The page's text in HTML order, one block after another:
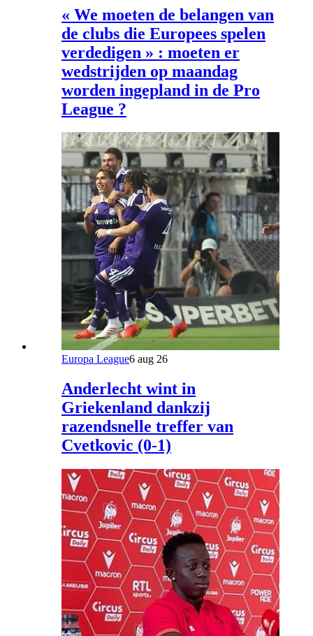
« We moeten de belangen van
de clubs die Europees spelen
verdedigen » : moeten er
wedstrijden op maandag
worden ingepland in de Pro
League ?
Europa League6 aug 26
Anderlecht wint in
Griekenland dankzij
razendsnelle treffer van
Cvetkovic (0-1)